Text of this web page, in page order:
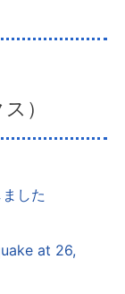
）
した
at 26,